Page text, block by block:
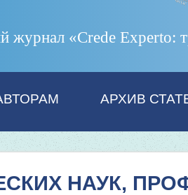
«Crede Experto:
АРХИВ
НАУК,